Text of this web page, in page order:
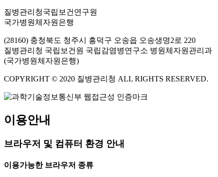
질병관리청국립보건연구원
국가병원체자원은행
(28160) 충청북도 청주시 흥덕구 오송읍 오송생명2로 220
질병관리청 국립보건원 국립감염병연구소 병원체자원관리과
(국가병원체자원은행)
COPYRIGHT © 2020 질병관리청 ALL RIGHTS RESERVED.
이용안내
브라우저 및 컴퓨터 환경 안내
이용가능한 브라우저 종류